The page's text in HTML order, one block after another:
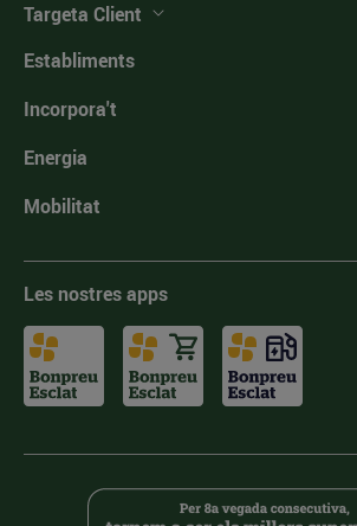
Targeta Client
Establiments
Incorpora't
Energia
Mobilitat
Les nostres apps